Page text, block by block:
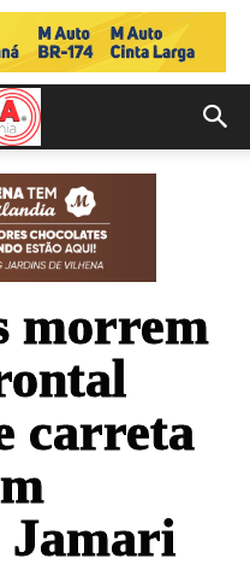
morrem
carreta
Jamari